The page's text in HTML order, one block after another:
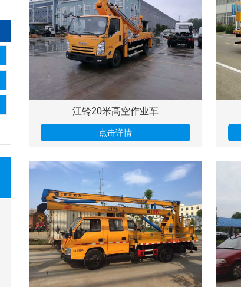
江铃20米高空作业车
点击详情